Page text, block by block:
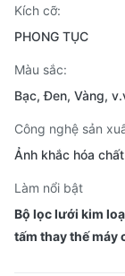
Kích cỡ:
PHONG TỤC
Màu sắc:
Bạc, Đen, Vàng,
Công nghệ sản
Ảnh khắc hóa
Làm nổi bật
Bộ lọc lưới kim
tấm thay thế máy